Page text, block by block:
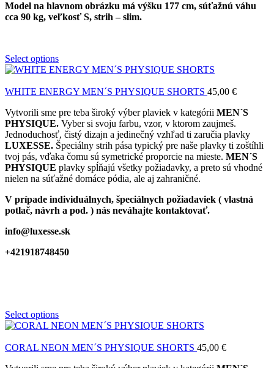
Model na hlavnom obrázku má výšku 177 cm, súťažnú váhu
cca 90 kg, veľkosť S, strih – slim.
Select options
WHITE ENERGY MEN´S PHYSIQUE SHORTS 45,00 €
Vytvorili sme pre teba široký výber plaviek v kategórii MEN´S
PHYSIQUE. Vyber si svoju farbu, vzor, v ktorom zaujmeš.
Jednoduchosť, čistý dizajn a jedinečný vzhľad ti zaručia plavky
LUXESSE. Špeciálny strih pása typický pre naše plavky ti zoštíhli
tvoj pás, vďaka čomu sú symetrické proporcie na mieste. MEN´S
PHYSIQUE plavky spĺňajú všetky požiadavky, a preto sú vhodné
nielen na súťažné domáce pódia, ale aj zahraničné.
V prípade individuálnych, špeciálnych požiadaviek ( vlastná
potlač, návrh a pod. ) nás neváhajte kontaktovať.
info@luxesse.sk
+421918748450
Select options
CORAL NEON MEN´S PHYSIQUE SHORTS 45,00 €